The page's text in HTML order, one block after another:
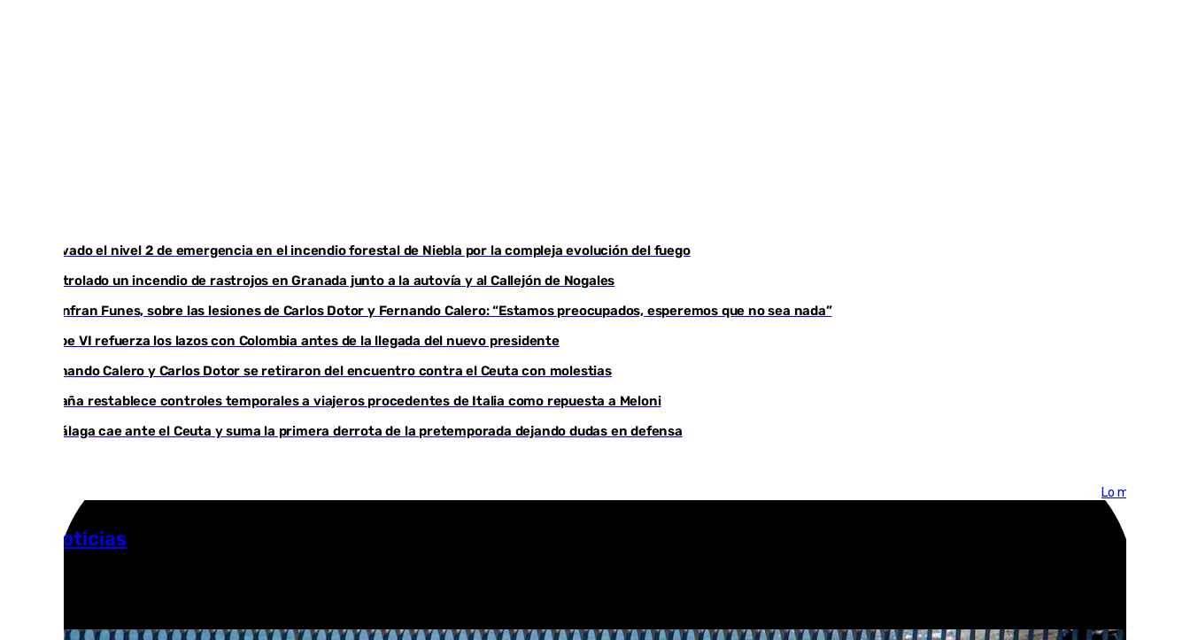
Youtube
Activado el nivel 2 de emergencia en el incendio forestal de Niebla por la compleja evolución del fuego
Controlado un incendio de rastrojos en Granada junto a la autovía y al Callejón de Nogales
Juanfran Funes, sobre las lesiones de Carlos Dotor y Fernando Calero: “Estamos preocupados, esperemos que no sea nada”
Felipe VI refuerza los lazos con Colombia antes de la llegada del nuevo presidente
Fernando Calero y Carlos Dotor se retiraron del encuentro contra el Ceuta con molestias
España restablece controles temporales a viajeros procedentes de Italia como repuesta a Meloni
El Málaga cae ante el Ceuta y suma la primera derrota de la pretemporada dejando dudas en defensa
Lo más visto >
Más noticias